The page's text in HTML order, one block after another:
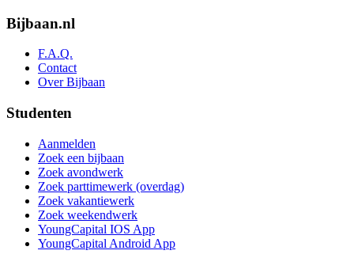
Bijbaan.nl
F.A.Q.
Contact
Over Bijbaan
Studenten
Aanmelden
Zoek een bijbaan
Zoek avondwerk
Zoek parttimewerk (overdag)
Zoek vakantiewerk
Zoek weekendwerk
YoungCapital IOS App
YoungCapital Android App